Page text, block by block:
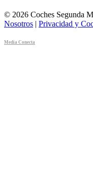
© 2026 Coches Segunda
Nosotros | Privacidad y
Media Conecta